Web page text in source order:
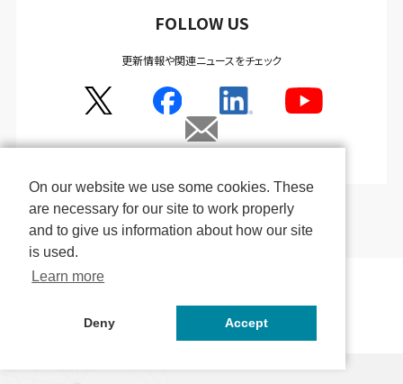
FOLLOW US
更新情報や関連ニュースをチェック
On our website we use some cookies. These
are necessary for our site to work properly
and to give us information about how our site
is used.
Learn more
Deny Accept